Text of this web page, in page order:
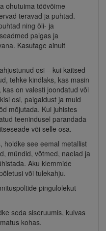
ohutuima töövõime
teravad ja puhtad.
ning õli- ja
paigas ja
Kasutage ainult
osi – kui kaitsed
tehke kindlaks, kas masin
on valesti joondatud või
osi, paigaldust ja muid
mõjutada. Kui juhistes
teenindusel parandada
või selle osa.
hoidke see eemal metallist
mündid, võtmed, naelad ja
Aku klemmide
või tulekahju.
pingulolekut
seda siseruumis, kuivas
kohas.